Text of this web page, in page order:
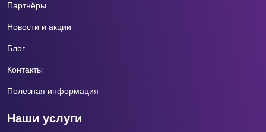
Партнёры
Новости и акции
Блог
Контакты
Полезная информация
Наши услуги